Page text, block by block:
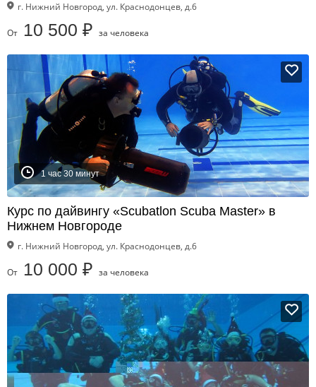
г. Нижний Новгород, ул. Краснодонцев, д.6
От 10 500 ₽ за человека
1 час 30 минут
Курс по дайвингу «Scubatlon Scuba Master» в
Нижнем Новгороде
г. Нижний Новгород, ул. Краснодонцев, д.6
От 10 000 ₽ за человека